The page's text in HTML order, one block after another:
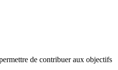
de contribuer aux objectifs